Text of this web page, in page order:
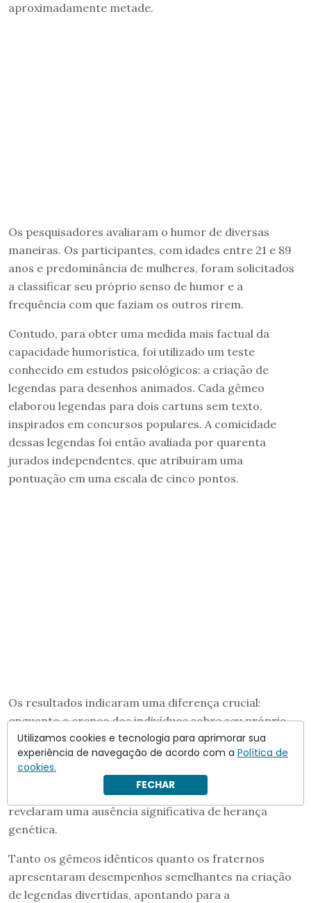
aproximadamente metade.
Os pesquisadores avaliaram o humor de diversas
maneiras. Os participantes, com idades entre 21 e 89
anos e predominância de mulheres, foram solicitados
a classificar seu próprio senso de humor e a
frequência com que faziam os outros rirem.
Contudo, para obter uma medida mais factual da
capacidade humorística, foi utilizado um teste
conhecido em estudos psicológicos: a criação de
legendas para desenhos animados. Cada gêmeo
elaborou legendas para dois cartuns sem texto,
inspirados em concursos populares. A comicidade
dessas legendas foi então avaliada por quarenta
jurados independentes, que atribuíram uma
pontuação em uma escala de cinco pontos.
Os resultados indicaram uma diferença crucial:
enquanto a crença dos indivíduos sobre seu próprio
senso de humor exibia uma influência genética
moderada – gêmeos idênticos se avaliavam de forma
mais semelhante que os fraternos – as pontuações
atribuídas pelos jurados às legendas humorísticas
revelaram uma ausência significativa de herança
genética.
Tanto os gêmeos idênticos quanto os fraternos
apresentaram desempenhos semelhantes na criação
de legendas divertidas, apontando para a
Utilizamos cookies e tecnologia para aprimorar sua
experiência de navegação de acordo com a Política de
cookies.
FECHAR